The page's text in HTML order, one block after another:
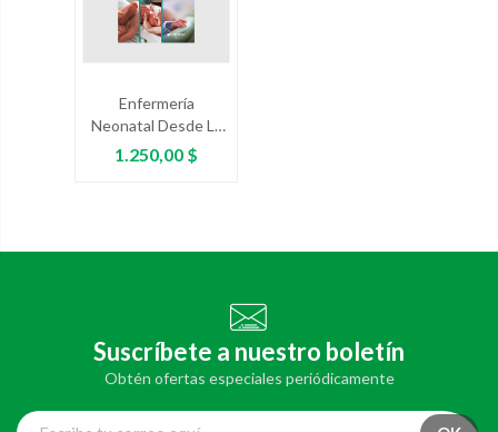
Enfermería
Neonatal Desde La
Experiencia
Precio
1.250,00 $
Suscríbete a nuestro boletín
Obtén ofertas especiales periódicamente